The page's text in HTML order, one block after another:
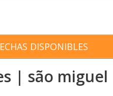
DISPONIBLES
| são miguel